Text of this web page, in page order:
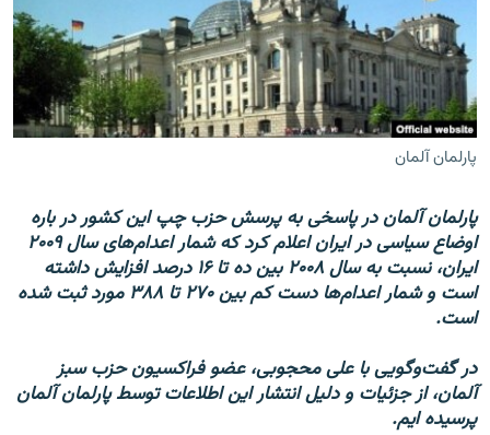
زبان‌های دیگر
پارلمان آلمان
پارلمان آلمان در پاسخی به پرسش حزب چپ این کشور در باره
اوضاع سیاسی در ایران اعلام کرد که شمار اعدام‌های سال ۲۰۰۹
ایران، نسبت به سال ۲۰۰۸ بین ده تا ۱۶ درصد افزایش داشته
است و شمار اعدام‌ها دست کم بین ۲۷۰ تا ۳۸۸ مورد ثبت شده
است.
در گفت‌وگویی با علی محجوبی، عضو فراکسیون حزب سبز
آلمان، از جزئیات و دلیل انتشار این اطلاعات توسط پارلمان آلمان
پرسیده ایم.